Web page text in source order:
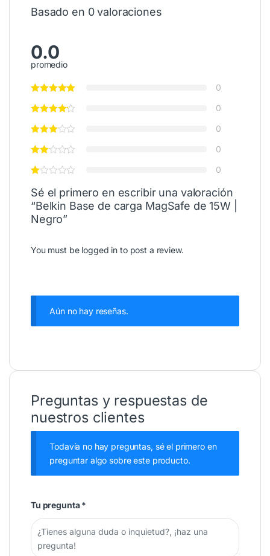
Basado en 0 valoraciones
0.0
promedio
0
0
0
0
0
Sé el primero en escribir una valoración
“Belkin Base de carga MagSafe de 15W |
Negro”
You must be logged in to post a review.
Aún no hay reseñas.
Preguntas y respuestas de
nuestros clientes
Todavía no hay preguntas, sé el primero en
preguntar algo sobre este producto.
Tu pregunta*